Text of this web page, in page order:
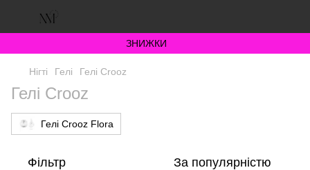
ЗНИЖКИ
Нігті Гелі Гелі Crooz
Гелі Crooz
Гелі Crooz Flora
Фільтр За популярністю